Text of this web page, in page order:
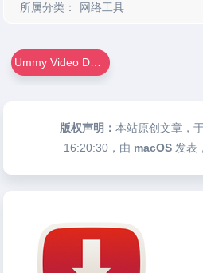
所属分类： 网络工具
版权声明：本站原创文章，
16:20:30 ，由 macOS 发表